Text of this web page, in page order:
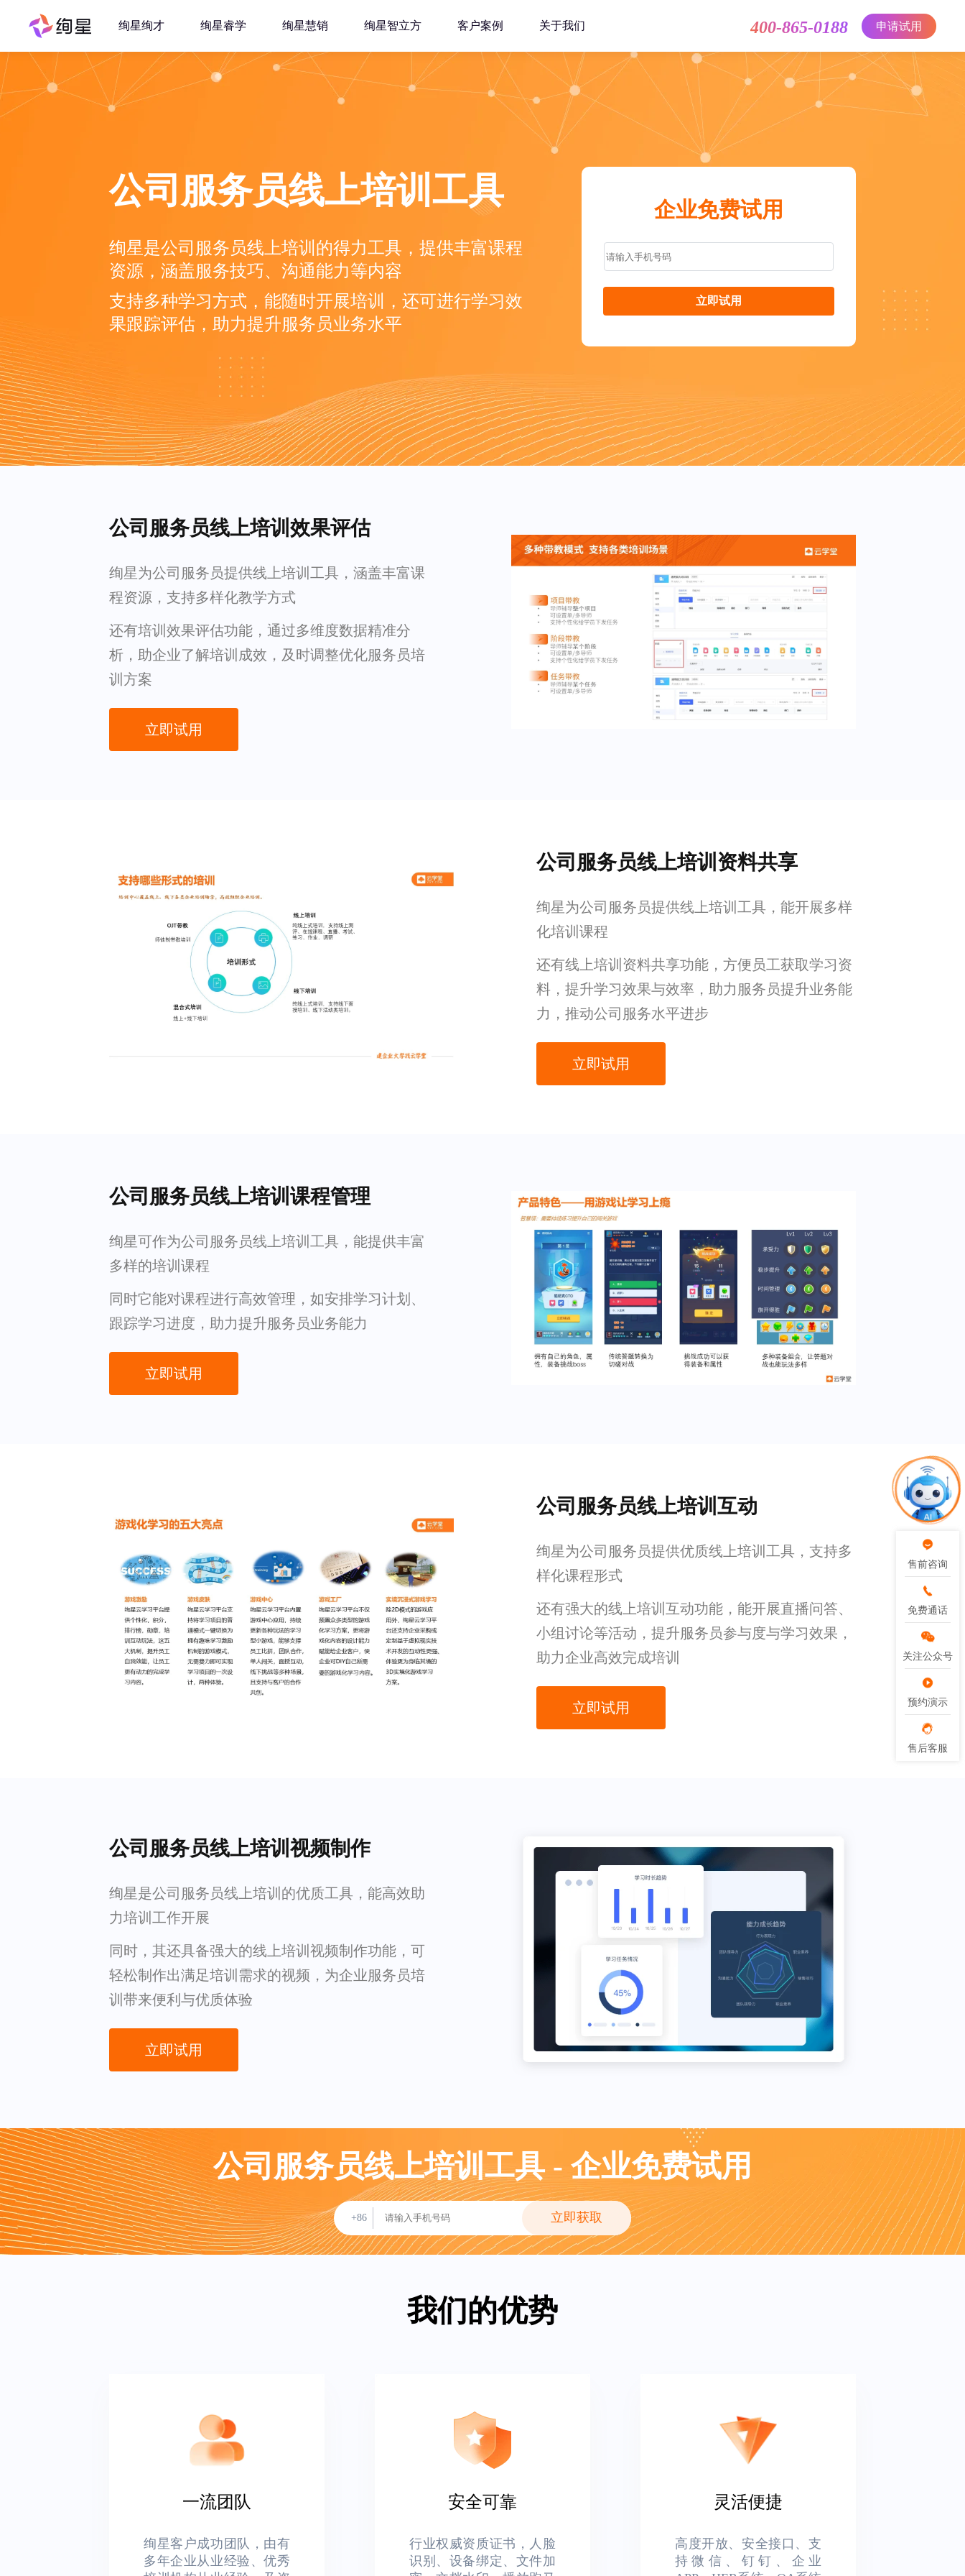
绚星绚才 绚星睿学 绚星慧销 绚星智立方 客户案例 关于我们 400-865-0188 申请试用
售前咨询
免费通话
关注公众号
预约演示
售后客服
公司服务员线上培训工具
绚星是公司服务员线上培训的得力工具，提供丰富课程
资源，涵盖服务技巧、沟通能力等内容
支持多种学习方式，能随时开展培训，还可进行学习效
果跟踪评估，助力提升服务员业务水平
企业免费试用
立即试用
公司服务员线上培训效果评估
绚星为公司服务员提供线上培训工具，涵盖丰富课
程资源，支持多样化教学方式
还有培训效果评估功能，通过多维度数据精准分
析，助企业了解培训成效，及时调整优化服务员培
训方案
立即试用
公司服务员线上培训资料共享
绚星为公司服务员提供线上培训工具，能开展多样
化培训课程
还有线上培训资料共享功能，方便员工获取学习资
料，提升学习效果与效率，助力服务员提升业务能
力，推动公司服务水平进步
立即试用
公司服务员线上培训课程管理
绚星可作为公司服务员线上培训工具，能提供丰富
多样的培训课程
同时它能对课程进行高效管理，如安排学习计划、
跟踪学习进度，助力提升服务员业务能力
立即试用
公司服务员线上培训互动
绚星为公司服务员提供优质线上培训工具，支持多
样化课程形式
还有强大的线上培训互动功能，能开展直播问答、
小组讨论等活动，提升服务员参与度与学习效果，
助力企业高效完成培训
立即试用
公司服务员线上培训视频制作
绚星是公司服务员线上培训的优质工具，能高效助
力培训工作开展
同时，其还具备强大的线上培训视频制作功能，可
轻松制作出满足培训需求的视频，为企业服务员培
训带来便利与优质体验
立即试用
公司服务员线上培训工具 - 企业免费试用
+86 立即获取
我们的优势
一流团队
绚星客户成功团队，由有
多年企业从业经验、优秀
安全可靠
行业权威资质证书，人脸
识别、设备绑定、文件加
灵活便捷
高度开放、安全接口、支
持微信、钉钉、企业
售前咨询
免费通话
关注公众号
预约演示
售后客服